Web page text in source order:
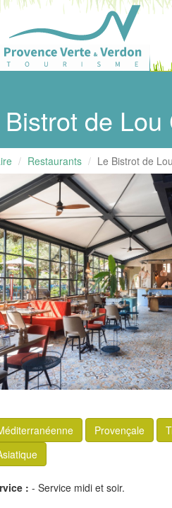
de Lou
Restaurants Le Bistrot de
Provençale
: - Service midi et soir.